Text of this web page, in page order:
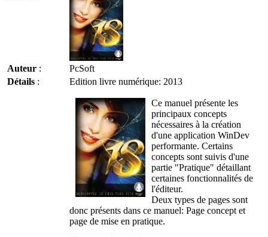
Auteur :
PcSoft
Détails : Edition livre numérique: 2013
Ce manuel présente les
principaux concepts
nécessaires à la création
d'une application WinDev
performante. Certains
concepts sont suivis d'une
partie "Pratique" détaillant
certaines fonctionnalités de
l'éditeur.
Deux types de pages sont
donc présents dans ce manuel: Page concept et
page de mise en pratique.